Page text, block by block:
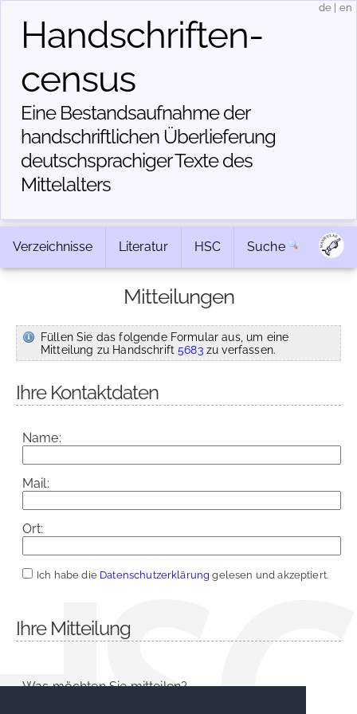
Handschriften­
census
Eine Bestandsaufnahme der
handschriftlichen Über­lieferung
deutschsprachiger Texte des
Mittelalters
de en
Verzeichnisse Literatur HSC Suche
Mitteilungen
Füllen Sie das folgende Formular aus, um eine
Mitteilung zu Handschrift5683zu verfassen.
Ihre Kontaktdaten
Name:
Mail:
Ort:
Ich habe die Datenschutzerklärung gelesen und akzeptiert.
Ihre Mitteilung
Was möchten Sie mitteilen?